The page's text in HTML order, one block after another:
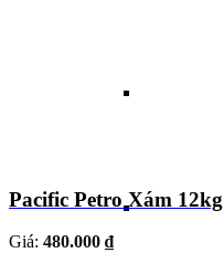
Pacific Petro Xám 12kg
Giá: 480.000 ₫